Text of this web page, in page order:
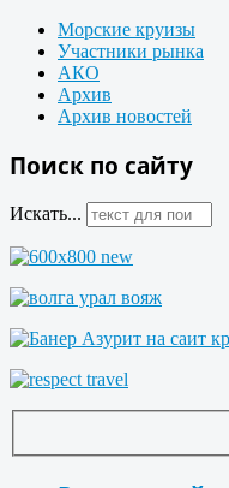
Морские круизы
Участники рынка
АКО
Архив
Архив новостей
Поиск по сайту
Искать...